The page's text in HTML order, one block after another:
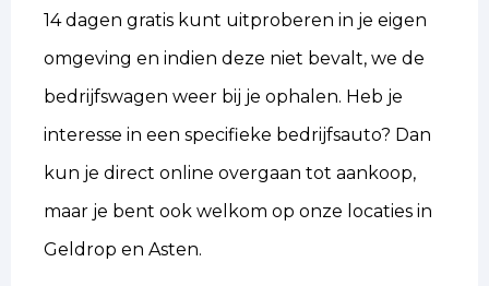
14 dagen gratis kunt uitproberen in je eigen
omgeving en indien deze niet bevalt, we de
bedrijfswagen weer bij je ophalen. Heb je
interesse in een specifieke bedrijfsauto? Dan
kun je direct online overgaan tot aankoop,
maar je bent ook welkom op onze locaties in
Geldrop en Asten.